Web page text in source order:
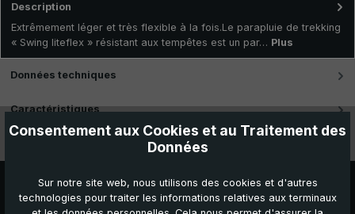
Description
Extrêmement léger et très flexible à la fois.Le parapluie de trekking
« Swing liteflex » résistant aux tempêtes est un par… Plus
Données techniques
Caractéristiques
Consentement aux Cookies et au Traitement des
Données
Sur notre site web, nous utilisons des cookies et d'autres
technologies pour traiter les informations relatives aux terminaux